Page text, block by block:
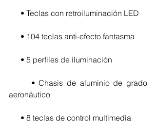
      • Teclas con retroiluminación LED
      • 104 teclas anti-efecto fantasma
      • 5 perfiles de iluminación
aeronáutico
      • 8 teclas de control multimedia